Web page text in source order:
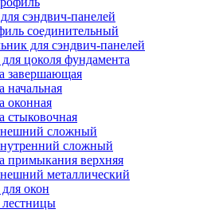
сэндвич-панелей
соединительный
для сэндвич-панелей
цоколя фундамента
завершающая
начальная
оконная
стыковочная
сложный
сложный
примыкания верхняя
металлический
окон